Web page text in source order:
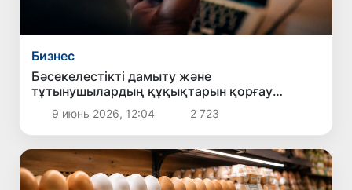
Бизнес
Бәсекелестікті дамыту және
тұтынушылардың құқықтарын қорғау
комитеті Әлем чемпионаты қарсаңында
букмекерлік жарнамаларға қатысты
шаралар қолданылатынын еске салды
9 июнь 2026, 12:04 2 723